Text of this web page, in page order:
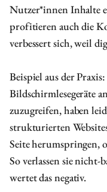
Nutzer*innen Inhalte
profitieren auch die
verbessert sich, weil
Beispiel aus der
Bildschirmlesegeräte
zuzugreifen, haben
strukturierten
Seite herumspringen,
So verlassen sie
wertet das negativ.